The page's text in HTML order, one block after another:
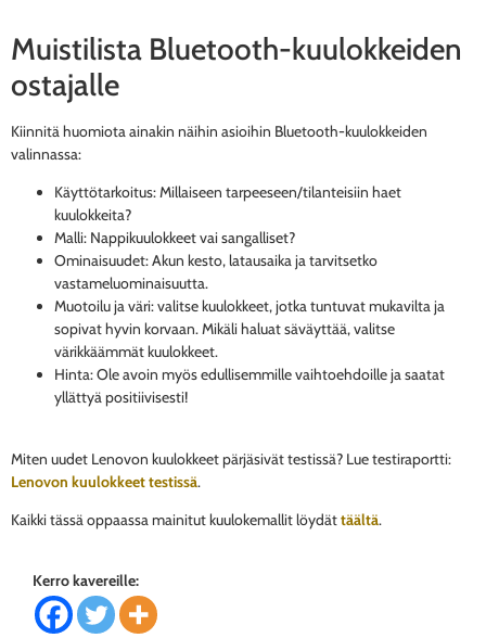
Muistilista Bluetooth-kuulokkeiden
ostajalle
Kiinnitä huomiota ainakin näihin asioihin Bluetooth-kuulokkeiden
valinnassa:
Käyttötarkoitus: Millaiseen tarpeeseen/tilanteisiin haet
kuulokkeita?
Malli: Nappikuulokkeet vai sangalliset?
Ominaisuudet: Akun kesto, latausaika ja tarvitsetko
vastameluominaisuutta.
Muotoilu ja väri: valitse kuulokkeet, jotka tuntuvat mukavilta ja
sopivat hyvin korvaan. Mikäli haluat säväyttää, valitse
värikkäämmät kuulokkeet.
Hinta: Ole avoin myös edullisemmille vaihtoehdoille ja saatat
yllättyä positiivisesti!
Miten uudet Lenovon kuulokkeet pärjäsivät testissä? Lue testiraportti:
Lenovon kuulokkeet testissä.
Kaikki tässä oppaassa mainitut kuulokemallit löydättäältä.
Kerro kavereille: